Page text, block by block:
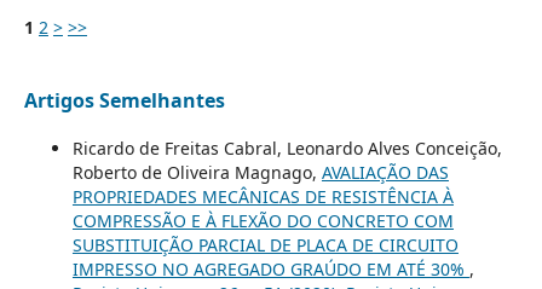
1 2 > >>
Artigos Semelhantes
Ricardo de Freitas Cabral, Leonardo Alves Conceição,
Roberto de Oliveira Magnago, AVALIAÇÃO DAS
PROPRIEDADES MECÂNICAS DE RESISTÊNCIA À
COMPRESSÃO E À FLEXÃO DO CONCRETO COM
SUBSTITUIÇÃO PARCIAL DE PLACA DE CIRCUITO
IMPRESSO NO AGREGADO GRAÚDO EM ATÉ 30% ,